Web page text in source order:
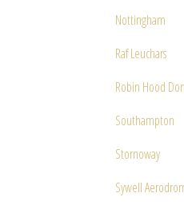
Nottingham
Raf Leuchars
Robin Hood
Southampton
Stornoway
Sywell